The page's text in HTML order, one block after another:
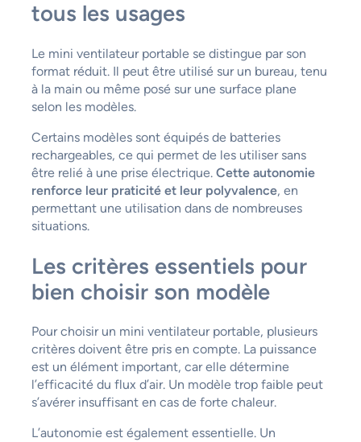
tous les usages
Le mini ventilateur portable se distingue par son
format réduit. Il peut être utilisé sur un bureau, tenu
à la main ou même posé sur une surface plane
selon les modèles.
Certains modèles sont équipés de batteries
rechargeables, ce qui permet de les utiliser sans
être relié à une prise électrique. Cette autonomie
renforce leur praticité et leur polyvalence, en
permettant une utilisation dans de nombreuses
situations.
Les critères essentiels pour
bien choisir son modèle
Pour choisir un mini ventilateur portable, plusieurs
critères doivent être pris en compte. La puissance
est un élément important, car elle détermine
l’efficacité du flux d’air. Un modèle trop faible peut
s’avérer insuffisant en cas de forte chaleur.
L’autonomie est également essentielle. Un